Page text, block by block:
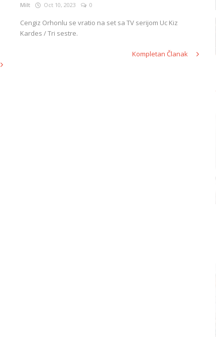
Milt Oct 10, 2023 0
Cengiz Orhonlu se vratio na set sa TV serijom Uc Kiz
Kardes / Tri sestre.
Kompletan Članak